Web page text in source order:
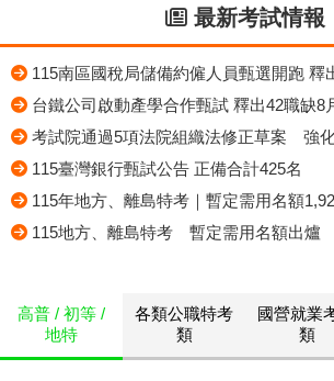
最新考試情報
115南區國稅局儲備約僱人員甄選開跑 釋
台鐵公司啟動產學合作甄試 釋出42職缺8
考試院通過5項法院組織法修正草案 強
115臺灣銀行甄試公告 正備合計425名
115年地方、離島特考｜暫定需用名額
115地方、離島特考 暫定需用名額出爐
高普 / 初等 /
地特
各類公職特考
類
國營就業
類